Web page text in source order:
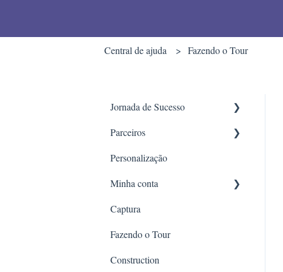
Central de ajuda Fazendo o Tour
Jornada de Sucesso
Introdução
Dicas de fotografia
Banib Tech
Etapas de edição do Tour
Avançado
Divulgação e performance
Parceiros
OLX
Personalização
Minha conta
Construction
Captura
Fazendo o Tour
Construction